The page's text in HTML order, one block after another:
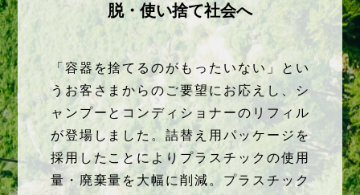
脱・使い捨て社会へ
「容器を捨てるのがもったいない」とい
うお客さまからのご要望にお応えし、シ
ャンプーとコンディショナーのリフィル
が登場しました。詰替え用パッケージを
採用したことによりプラスチックの使用
量・廃棄量を大幅に削減。プラスチック